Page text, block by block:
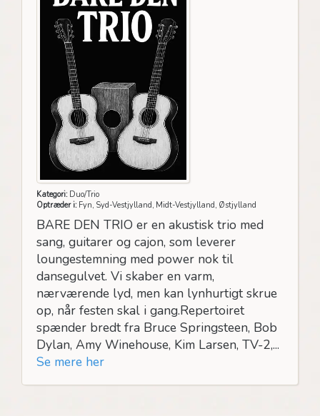
Kategori:Duo/Trio
Optræder i:Fyn, Syd-Vestjylland, Midt-Vestjylland, Østjylland
BARE DEN TRIO er en akustisk trio med
sang, guitarer og cajon, som leverer
loungestemning med power nok til
dansegulvet. Vi skaber en varm,
nærværende lyd, men kan lynhurtigt skrue
op, når festen skal i gang.Repertoiret
spænder bredt fra Bruce Springsteen, Bob
Dylan, Amy Winehouse, Kim Larsen, TV-2,...
Se mere her